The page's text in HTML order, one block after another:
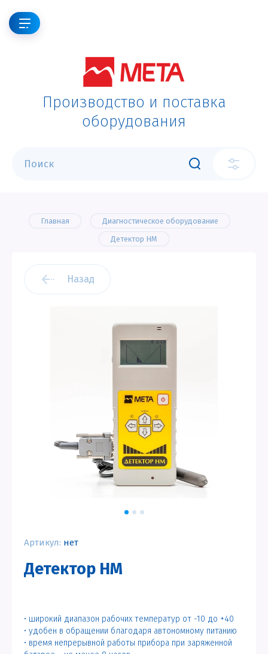
Производство и поставка
оборудования
Главная
Диагностическое оборудование
Детектор НМ
Назад
Артикул: нет
Детектор НМ
• широкий диапазон рабочих температур от -10 до +40
• удобен в обращении благодаря автономному питанию
• время непрерывной работы прибора при заряженной